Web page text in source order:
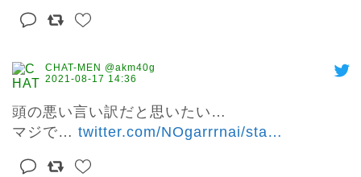
CHAT-MEN @akm40g
2021-08-17 14:36
頭の悪い言い訳だと思いたい…
マジで… twitter.com/NOgarrrnai/sta…